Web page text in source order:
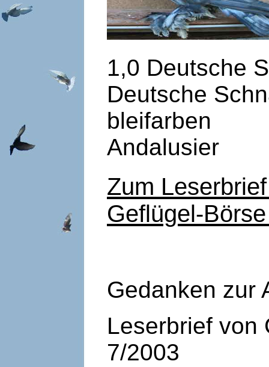
1,0
Deutsche
Andalusier
Zum
Geflügel-
Gedanken zur
Leserbrief von
7/2003